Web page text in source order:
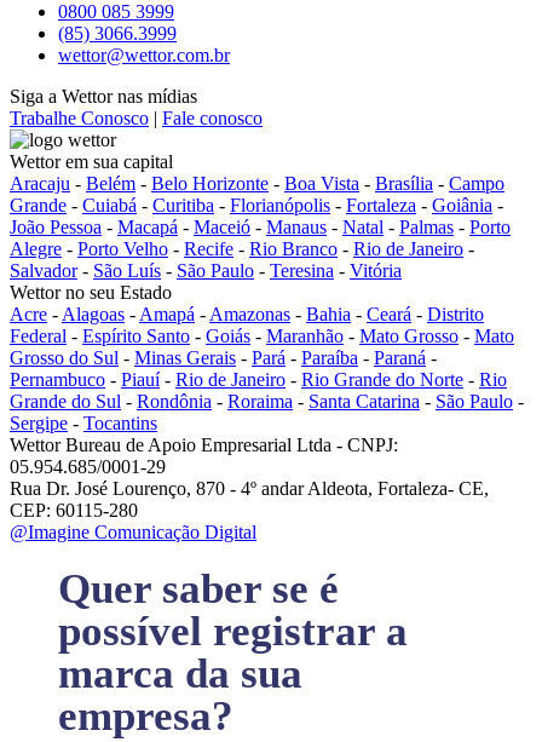
0800 085 3999
(85) 3066.3999
wettor@wettor.com.br
Siga a Wettor nas mídias
Trabalhe Conosco | Fale conosco
Wettor em sua capital
Aracaju - Belém - Belo Horizonte - Boa Vista - Brasília - Campo
Grande - Cuiabá - Curitiba - Florianópolis - Fortaleza - Goiânia -
João Pessoa - Macapá - Maceió - Manaus - Natal - Palmas - Porto
Alegre - Porto Velho - Recife - Rio Branco - Rio de Janeiro -
Salvador- São Luís - São Paulo - Teresina - Vitória
Wettor no seu Estado
Acre - Alagoas - Amapá - Amazonas - Bahia - Ceará - Distrito
Federal - Espírito Santo - Goiás - Maranhão - Mato Grosso - Mato
Grosso do Sul - Minas Gerais - Pará - Paraíba - Paraná -
Pernambuco - Piauí- Rio de Janeiro - Rio Grande do Norte - Rio
Grande do Sul - Rondônia - Roraima - Santa Catarina - São Paulo -
Sergipe - Tocantins
Wettor Bureau de Apoio Empresarial Ltda - CNPJ:
05.954.685/0001-29
Rua Dr. José Lourenço, 870 - 4º andar Aldeota, Fortaleza- CE,
CEP: 60115-280
@Imagine Comunicação Digital
Quer saber se é
possível registrar a
marca da sua
empresa?